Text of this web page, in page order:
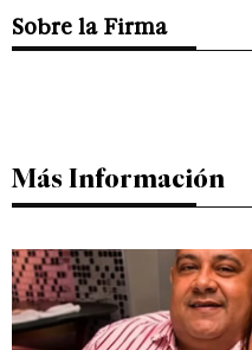
Sobre la Firma
Más Información